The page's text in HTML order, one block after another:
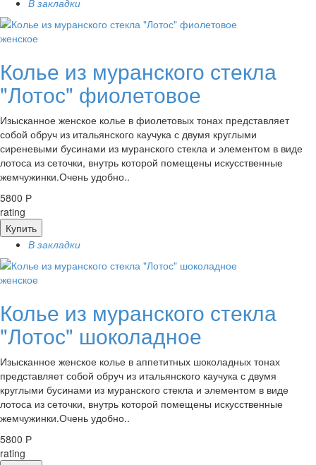
В закладки
женское
Колье из муранского стекла
"Лотос" фиолетовое
Изысканное женское колье в фиолетовых тонах представляет
собой обруч из итальянского каучука с двумя круглыми
сиреневыми бусинами из муранского стекла и элементом в виде
лотоса из сеточки, внутрь которой помещены искусственные
жемчужинки.Очень удобно..
5800 Р
rating
Купить
В закладки
женское
Колье из муранского стекла
"Лотос" шоколадное
Изысканное женское колье в аппетитных шоколадных тонах
представляет собой обруч из итальянского каучука с двумя
круглыми бусинами из муранского стекла и элементом в виде
лотоса из сеточки, внутрь которой помещены искусственные
жемчужинки.Очень удобно..
5800 Р
rating